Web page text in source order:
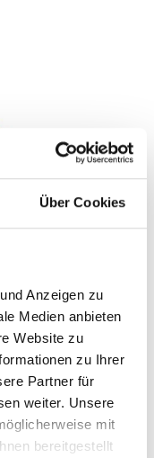
Über Cookies
Anzeigen zu
Medien anbieten
Website zu
zu Ihrer
Partner für
weiter. Unsere
mit
bereitgestellt